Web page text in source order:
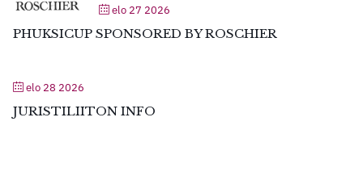
elo 27 2026
PHUKSICUP SPONSORED BY ROSCHIER
elo 28 2026
JURISTILIITON INFO